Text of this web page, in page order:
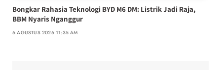
Bongkar Rahasia Teknologi BYD M6 DM: Listrik Jadi Raja,
BBM Nyaris Nganggur
6 AGUSTUS 2026 11:35 AM